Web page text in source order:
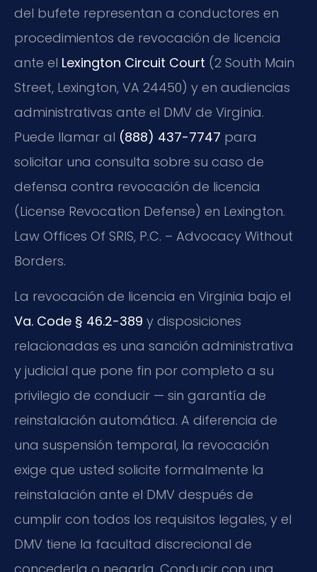
del bufete representan a conductores en
procedimientos de revocación de licencia
ante el Lexington Circuit Court (2 South Main
Street, Lexington, VA 24450) y en audiencias
administrativas ante el DMV de Virginia.
Puede llamar al (888) 437-7747 para
solicitar una consulta sobre su caso de
defensa contra revocación de licencia
(License Revocation Defense) en Lexington.
Law Offices Of SRIS, P.C. – Advocacy Without
Borders.
La revocación de licencia en Virginia bajo el
Va. Code § 46.2-389 y disposiciones
relacionadas es una sanción administrativa
y judicial que pone fin por completo a su
privilegio de conducir — sin garantía de
reinstalación automática. A diferencia de
una suspensión temporal, la revocación
exige que usted solicite formalmente la
reinstalación ante el DMV después de
cumplir con todos los requisitos legales, y el
DMV tiene la facultad discrecional de